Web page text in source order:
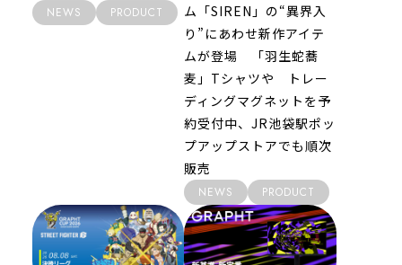
NEWS PRODUCT
ム「SIREN」の“異界入
り”にあわせ新作アイテ
ムが登場 「羽生蛇蕎
麦」Tシャツや トレー
ディングマグネットを予
約受付中、JR池袋駅ポッ
プアップストアでも順次
販売
NEWS PRODUCT